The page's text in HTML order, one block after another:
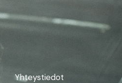
Yhteystiedot